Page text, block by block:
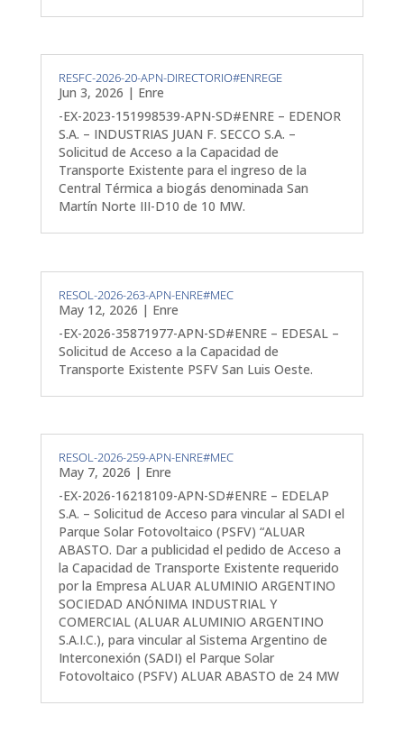
RESFC-2026-20-APN-DIRECTORIO#ENREGE
Jun 3, 2026 | Enre
-EX-2023-151998539-APN-SD#ENRE – EDENOR
S.A. – INDUSTRIAS JUAN F. SECCO S.A. –
Solicitud de Acceso a la Capacidad de
Transporte Existente para el ingreso de la
Central Térmica a biogás denominada San
Martín Norte III-D10 de 10 MW.
RESOL-2026-263-APN-ENRE#MEC
May 12, 2026 | Enre
-EX-2026-35871977-APN-SD#ENRE – EDESAL –
Solicitud de Acceso a la Capacidad de
Transporte Existente PSFV San Luis Oeste.
RESOL-2026-259-APN-ENRE#MEC
May 7, 2026 | Enre
-EX-2026-16218109-APN-SD#ENRE – EDELAP
S.A. – Solicitud de Acceso para vincular al SADI el
Parque Solar Fotovoltaico (PSFV) “ALUAR
ABASTO. Dar a publicidad el pedido de Acceso a
la Capacidad de Transporte Existente requerido
por la Empresa ALUAR ALUMINIO ARGENTINO
SOCIEDAD ANÓNIMA INDUSTRIAL Y
COMERCIAL (ALUAR ALUMINIO ARGENTINO
S.A.I.C.), para vincular al Sistema Argentino de
Interconexión (SADI) el Parque Solar
Fotovoltaico (PSFV) ALUAR ABASTO de 24 MW